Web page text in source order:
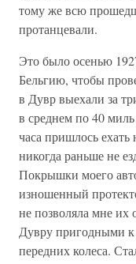
тому же всю
протанцевали.
Это было осенью
Бельгию, чтобы
в Дувр выехали за
в среднем по 40
часа пришлось ехать
никогда раньше не
Покрышки моего
изношенный
не позволяла мне их
Дувру пригодными к
передних колеса.